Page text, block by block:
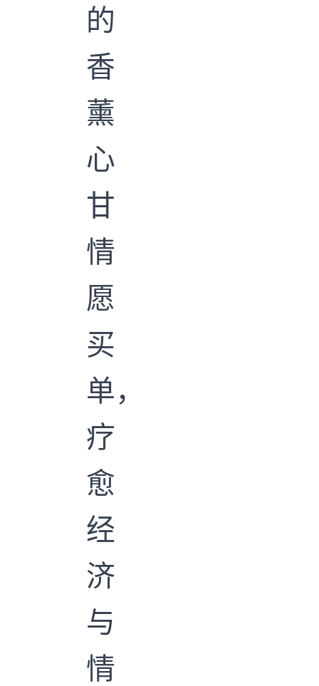
的
香
薰
心
甘
情
愿
买
单，
疗
愈
经
济
与
情